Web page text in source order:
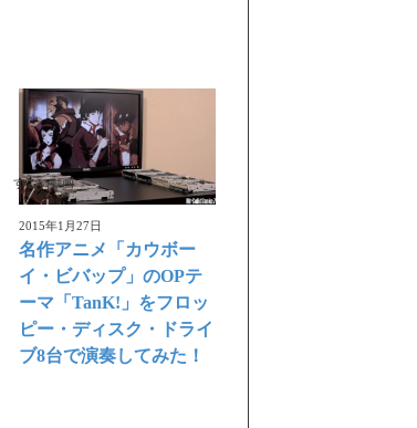
すごい動画
2015年1月27日
名作アニメ「カウボー
イ・ビバップ」のOPテ
ーマ「TanK!」をフロッ
ピー・ディスク・ドライ
ブ8台で演奏してみた！